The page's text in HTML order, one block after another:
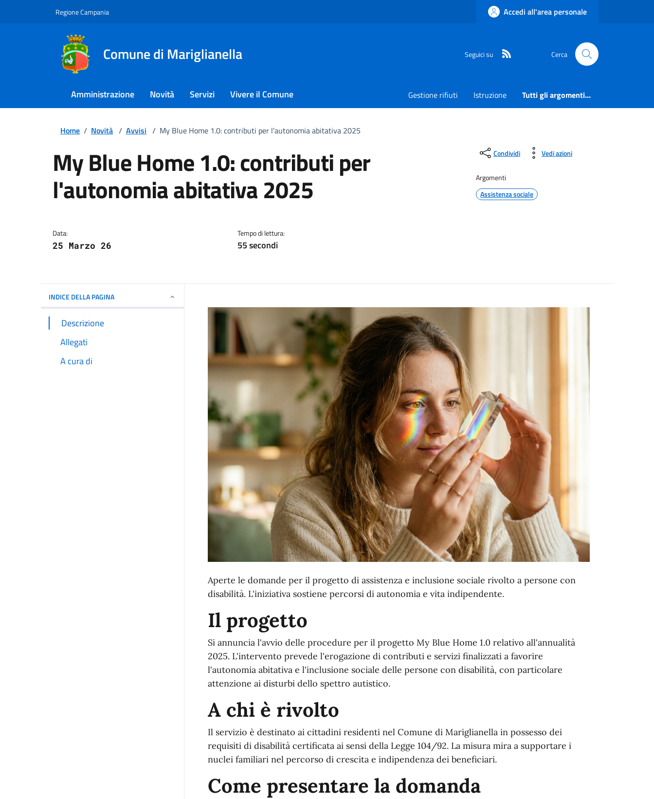
Regione Campania Accedi all'area personale
Comune di Mariglianella Seguici su Cerca
Amministrazione Novità Servizi Vivere il Comune Gestione rifiuti Istruzione Tutti gli argomenti...
Home / Novità / Avvisi / My Blue Home 1.0: contributi per l'autonomia abitativa 2025
My Blue Home 1.0: contributi per
l'autonomia abitativa 2025
Data:
25 Marzo 26
Tempo di lettura:
55 secondi
Condividi Vedi azioni
Argomenti
Assistenza sociale
INDICE DELLA PAGINA
Descrizione
Allegati
A cura di
Aperte le domande per il progetto di assistenza e inclusione sociale rivolto a persone con
disabilità. L'iniziativa sostiene percorsi di autonomia e vita indipendente.
Il progetto
Si annuncia l'avvio delle procedure per il progetto My Blue Home 1.0 relativo all'annualità
2025. L'intervento prevede l'erogazione di contributi e servizi finalizzati a favorire
l'autonomia abitativa e l'inclusione sociale delle persone con disabilità, con particolare
attenzione ai disturbi dello spettro autistico.
A chi è rivolto
Il servizio è destinato ai cittadini residenti nel Comune di Mariglianella in possesso dei
requisiti di disabilità certificata ai sensi della Legge 104/92. La misura mira a supportare i
nuclei familiari nel percorso di crescita e indipendenza dei beneficiari.
Come presentare la domanda